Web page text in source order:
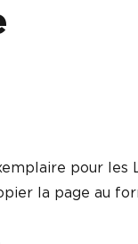
pour les
la page au